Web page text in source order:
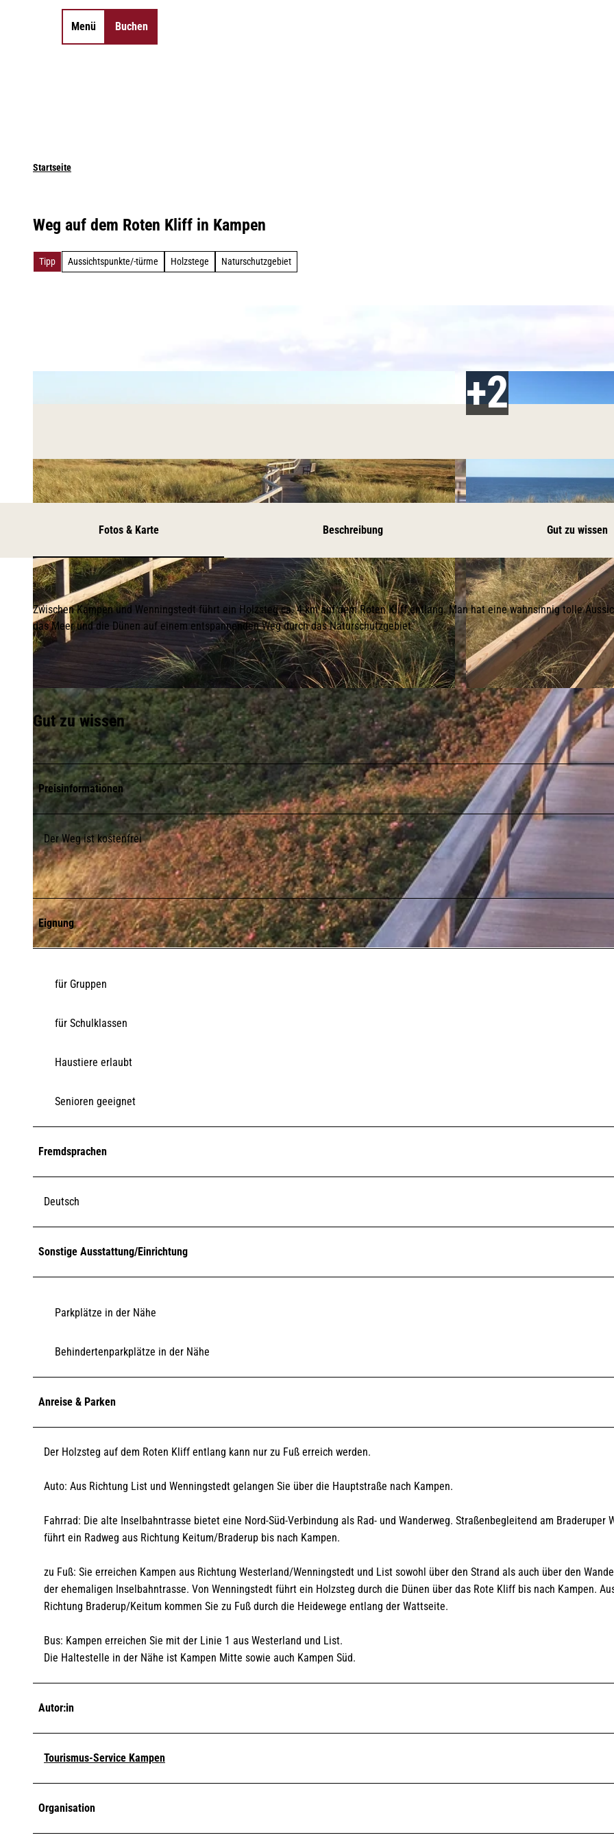
Menü Buchen
Startseite
Weg auf dem Roten Kliff in Kampen
Tipp Aussichtspunkte/-türme Holzstege Naturschutzgebiet
© Alla Hebestreit / TSK |CC-BY-SA © Lynn Scotti / Sylt Marketing GmbH | CC-BY-SA
Fotos & Karte Beschreibung Gut zu wissen
Zwischen Kampen und Wenningstedt führt ein Holzsteg ca. 4 km auf dem Roten Kliff entlang. Man hat eine wahnsinnig tolle
das Meer und die Dünen auf einem entspannenden Weg durch das Naturschutzgebiet.
Gut zu wissen
Preisinformationen
Der Weg ist kostenfrei
Eignung
für Gruppen
für Schulklassen
Haustiere erlaubt
Senioren geeignet
Fremdsprachen
Deutsch
Sonstige Ausstattung/Einrichtung
Parkplätze in der Nähe
Behindertenparkplätze in der Nähe
Anreise & Parken
Der Holzsteg auf dem Roten Kliff entlang kann nur zu Fuß erreich werden.
Auto: Aus Richtung List und Wenningstedt gelangen Sie über die Hauptstraße nach Kampen.
Fahrrad: Die alte Inselbahntrasse bietet eine Nord-Süd-Verbindung als Rad- und Wanderweg. Straßenbegleitend am Braderuper
führt ein Radweg aus Richtung Keitum/Braderup bis nach Kampen.
zu Fuß: Sie erreichen Kampen aus Richtung Westerland/Wenningstedt und List sowohl über den Strand als auch über den
der ehemaligen Inselbahntrasse. Von Wenningstedt führt ein Holzsteg durch die Dünen über das Rote Kliff bis nach Kampen.
Richtung Braderup/Keitum kommen Sie zu Fuß durch die Heidewege entlang der Wattseite.
Bus: Kampen erreichen Sie mit der Linie 1 aus Westerland und List.
Die Haltestelle in der Nähe ist Kampen Mitte sowie auch Kampen Süd.
Autor:in
Tourismus-Service Kampen
Organisation